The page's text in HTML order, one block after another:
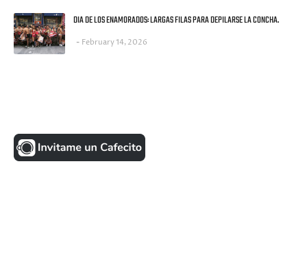
DIA DE LOS ENAMORADOS: LARGAS FILAS PARA DEPILARSE LA CONCHA.
February 14, 2026